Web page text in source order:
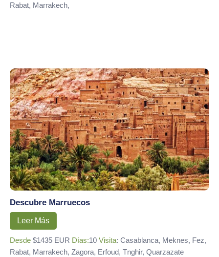
Rabat, Marrakech,
Descubre Marruecos
Leer Más
Desde $1435 EUR Días:10 Visita: Casablanca, Meknes, Fez,
Rabat, Marrakech, Zagora, Erfoud, Tnghir, Quarzazate